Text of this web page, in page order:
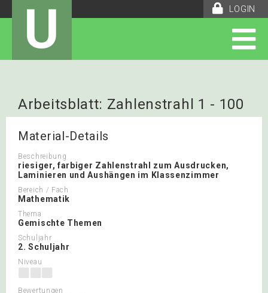
LOGIN
U
Arbeitsblatt: Zahlenstrahl 1 - 100
Material-Details
Beschreibung
riesiger, farbiger Zahlenstrahl zum Ausdrucken,
Laminieren und Aushängen im Klassenzimmer
Bereich / Fach
Mathematik
Thema
Gemischte Themen
Schuljahr
2. Schuljahr
Niveau
Bewertungen